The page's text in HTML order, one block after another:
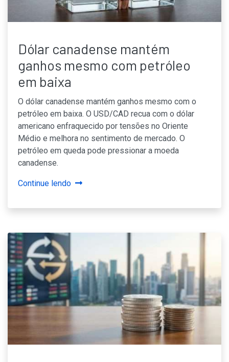
Dólar canadense mantém
ganhos mesmo com petróleo
em baixa
O dólar canadense mantém ganhos mesmo com o
petróleo em baixa. O USD/CAD recua com o dólar
americano enfraquecido por tensões no Oriente
Médio e melhora no sentimento de mercado. O
petróleo em queda pode pressionar a moeda
canadense.
Continue lendo